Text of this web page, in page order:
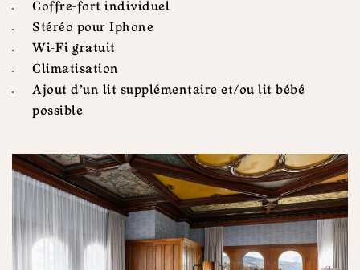
Coffre-fort individuel
Stéréo pour Iphone
Wi-Fi gratuit
Climatisation
Ajout d’un lit supplémentaire et/ou lit bébé
possible